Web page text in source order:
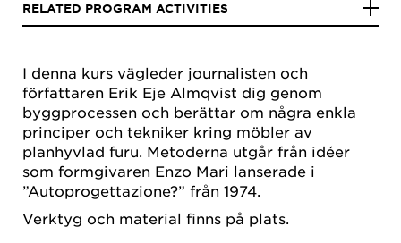
I denna kurs vägleder journalisten och
författaren Erik Eje Almqvist dig genom
byggprocessen och berättar om några enkla
principer och tekniker kring möbler av
planhyvlad furu. Metoderna utgår från idéer
som formgivaren Enzo Mari lanserade i
”Autoprogettazione?” från 1974.
Verktyg och material finns på plats.
RELATED PROGRAM ACTIVITIES